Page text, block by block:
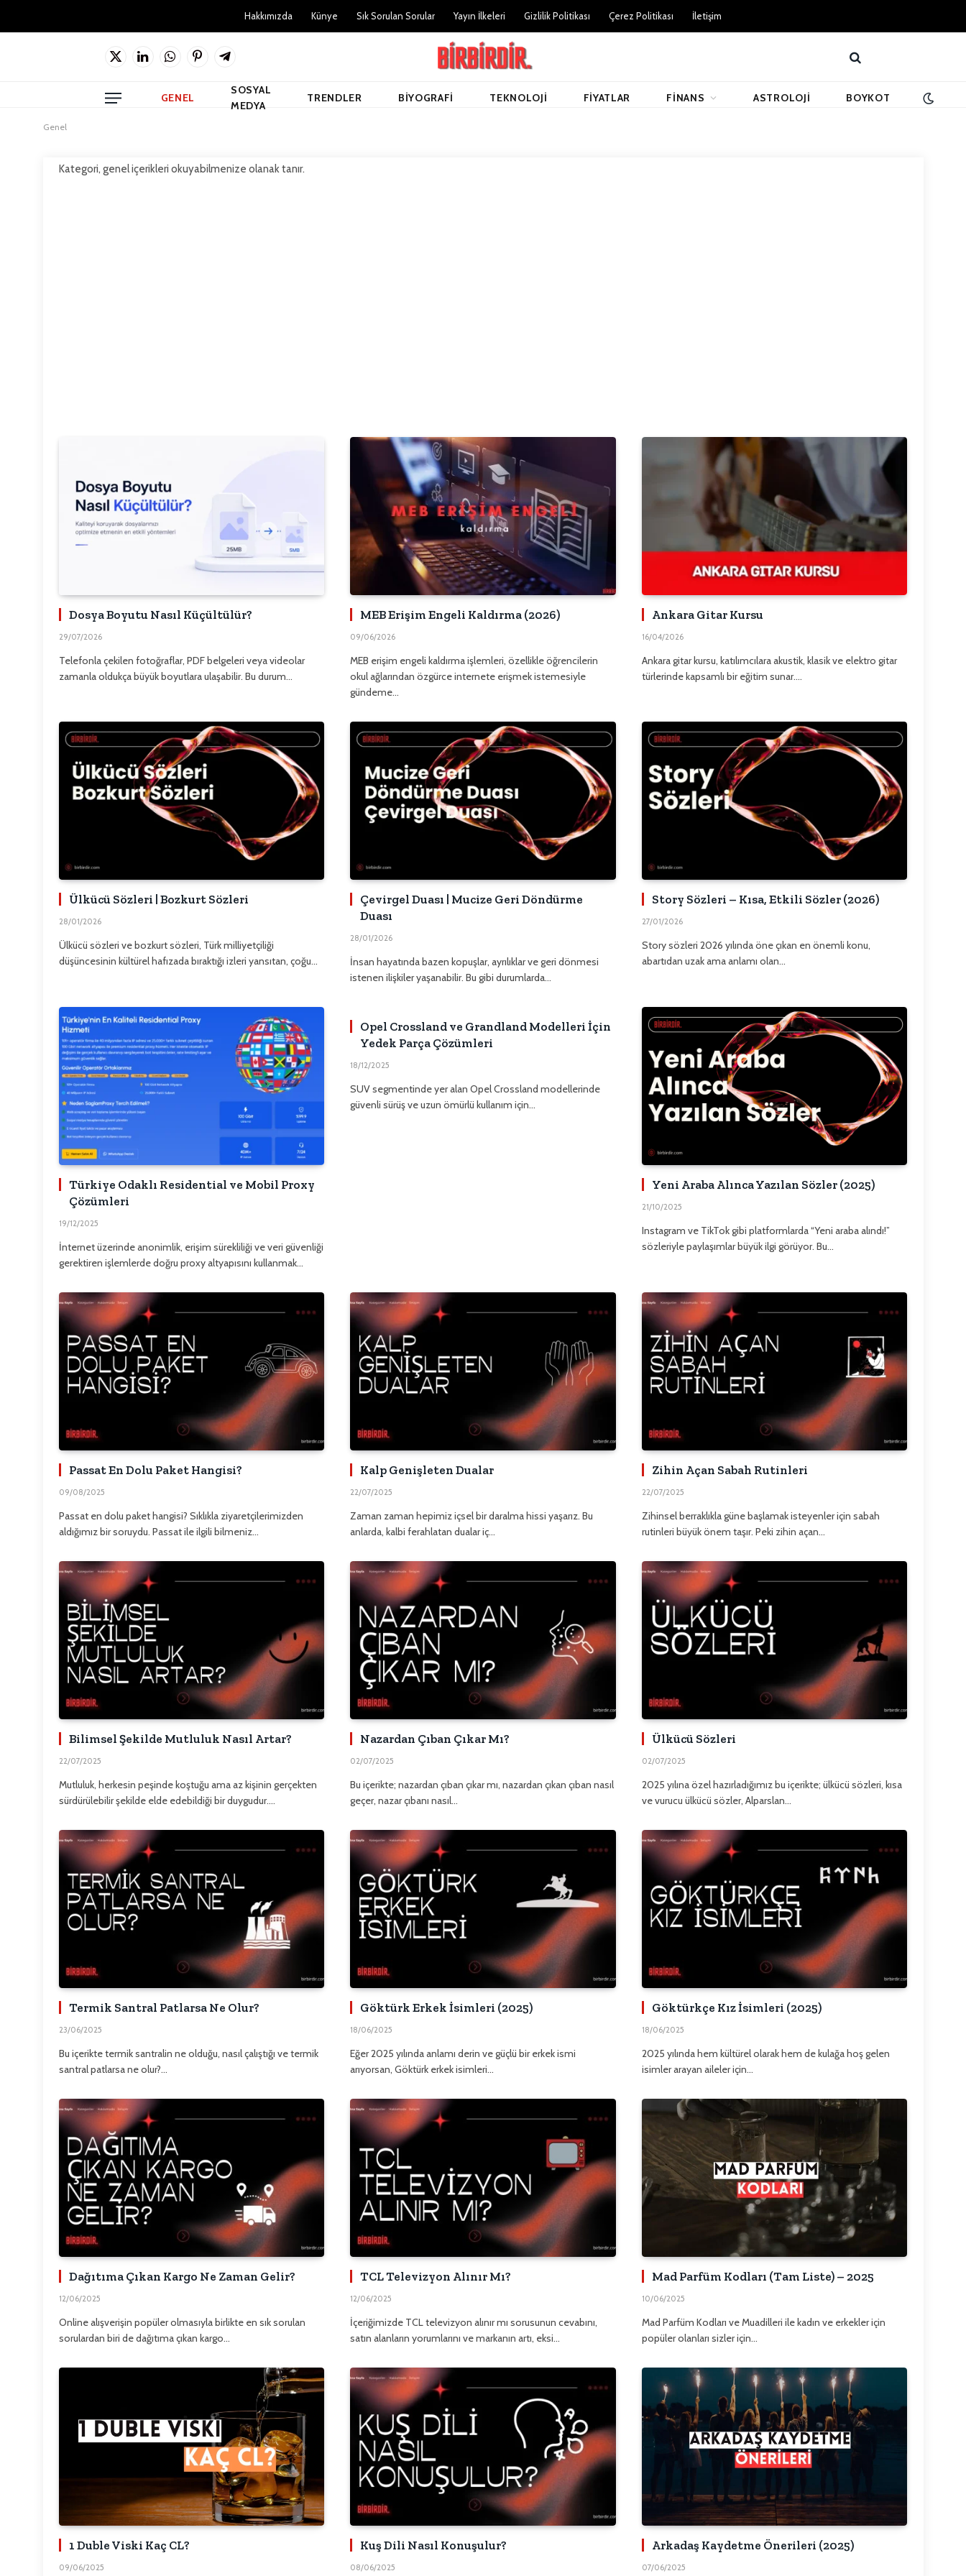
Hakkımızda Künye Sık Sorulan Sorular Yayın İlkeleri Gizlilik Politikası Çerez Politikası İletişim
X
LinkedInWhatsAppPinterest'in
Telgraf
GENEL
SOSYAL
MEDYA
TRENDLER BIYOGRAFI TEKNOLOJI FIYATLAR FINANS ASTROLOJI BOYKOT
Genel
Kategori, genel içerikleri okuyabilmenize olanak tanır.
Dosya Boyutu Nasıl Küçültülür?
29/07/2026
Telefonla çekilen fotoğraflar, PDF belgeleri veya videolar
zamanla oldukça büyük boyutlara ulaşabilir. Bu durum…
MEB Erişim Engeli Kaldırma (2026)
09/06/2026
MEB erişim engeli kaldırma işlemleri, özellikle öğrencilerin
okul ağlarından özgürce internete erişmek istemesiyle
gündeme…
Ankara Gitar Kursu
16/04/2026
Ankara gitar kursu, katılımcılara akustik, klasik ve elektro gitar
türlerinde kapsamlı bir eğitim sunar.…
Ülkücü Sözleri | Bozkurt Sözleri
28/01/2026
Ülkücü sözleri ve bozkurt sözleri, Türk milliyetçiliği
düşüncesinin kültürel hafızada bıraktığı izleri yansıtan, çoğu…
Çevirgel Duası | Mucize Geri Döndürme
Duası
28/01/2026
İnsan hayatında bazen kopuşlar, ayrılıklar ve geri dönmesi
istenen ilişkiler yaşanabilir. Bu gibi durumlarda…
Story Sözleri – Kısa, Etkili Sözler (2026)
27/01/2026
Story sözleri 2026 yılında öne çıkan en önemli konu,
abartıdan uzak ama anlamı olan…
Türkiye Odaklı Residential ve Mobil Proxy
Çözümleri
19/12/2025
İnternet üzerinde anonimlik, erişim sürekliliği ve veri güvenliği
gerektiren işlemlerde doğru proxy altyapısını kullanmak…
Opel Crossland ve Grandland Modelleri İçin
Yedek Parça Çözümleri
18/12/2025
SUV segmentinde yer alan Opel Crossland modellerinde
güvenli sürüş ve uzun ömürlü kullanım için…
Yeni Araba Alınca Yazılan Sözler (2025)
21/10/2025
Instagram ve TikTok gibi platformlarda “Yeni araba alındı!”
sözleriyle paylaşımlar büyük ilgi görüyor. Bu…
Passat En Dolu Paket Hangisi?
09/08/2025
Passat en dolu paket hangisi? Sıklıkla ziyaretçilerimizden
aldığımız bir soruydu. Passat ile ilgili bilmeniz…
Kalp Genişleten Dualar
22/07/2025
Zaman zaman hepimiz içsel bir daralma hissi yaşarız. Bu
anlarda, kalbi ferahlatan dualar iç…
Zihin Açan Sabah Rutinleri
22/07/2025
Zihinsel berraklıkla güne başlamak isteyenler için sabah
rutinleri büyük önem taşır. Peki zihin açan…
Bilimsel Şekilde Mutluluk Nasıl Artar?
22/07/2025
Mutluluk, herkesin peşinde koştuğu ama az kişinin gerçekten
sürdürülebilir şekilde elde edebildiği bir duygudur.…
Nazardan Çıban Çıkar Mı?
02/07/2025
Bu içerikte; nazardan çıban çıkar mı, nazardan çıkan çıban nasıl
geçer, nazar çıbanı nasıl…
Ülkücü Sözleri
02/07/2025
2025 yılına özel hazırladığımız bu içerikte; ülkücü sözleri, kısa
ve vurucu ülkücü sözler, Alparslan…
Termik Santral Patlarsa Ne Olur?
23/06/2025
Bu içerikte termik santralin ne olduğu, nasıl çalıştığı ve termik
santral patlarsa ne olur?…
Göktürk Erkek İsimleri (2025)
18/06/2025
Eğer 2025 yılında anlamı derin ve güçlü bir erkek ismi
arıyorsan, Göktürk erkek isimleri…
Göktürkçe Kız İsimleri (2025)
18/06/2025
2025 yılında hem kültürel olarak hem de kulağa hoş gelen
isimler arayan aileler için…
Dağıtıma Çıkan Kargo Ne Zaman Gelir?
12/06/2025
Online alışverişin popüler olmasıyla birlikte en sık sorulan
sorulardan biri de dağıtıma çıkan kargo…
TCL Televizyon Alınır Mı?
12/06/2025
İçeriğimizde TCL televizyon alınır mı sorusunun cevabını,
satın alanların yorumlarını ve markanın artı, eksi…
Mad Parfüm Kodları (Tam Liste) – 2025
10/06/2025
Mad Parfüm Kodları ve Muadilleri ile kadın ve erkekler için
popüler olanları sizler için…
1 Duble Viski Kaç CL?
09/06/2025
Kuş Dili Nasıl Konuşulur?
08/06/2025
Arkadaş Kaydetme Önerileri (2025)
07/06/2025